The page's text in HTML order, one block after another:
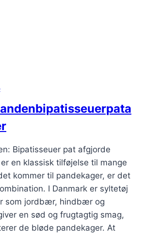
Bipatisseuer pat afgjorde
en klassisk tilføjelse til mange
kommer til pandekager, er det
I Danmark er syltetøj
som jordbær, hindbær og
en sød og frugtagtig smag,
de bløde pandekager. At